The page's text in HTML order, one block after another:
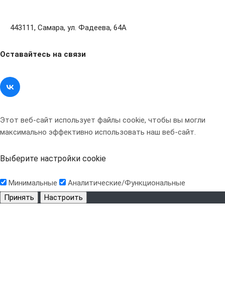
443111, Самара, ул. Фадеева, 64А
Оставайтесь на связи
Этот веб-сайт использует файлы cookie, чтобы вы могли
максимально эффективно использовать наш веб-сайт.
Выберите настройки cookie
Минимальные
Аналитические/Функциональные
Принять
Настроить